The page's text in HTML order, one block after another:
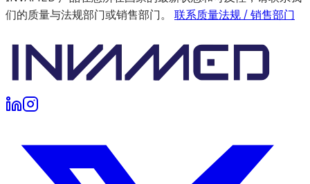
们的质量与法规部门或销售部门。
联系质量法规 / 销售部门